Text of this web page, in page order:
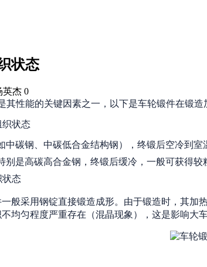
状态
英杰 0
其性能的关键因素之一，以下是车轮锻件在锻造
织状态
中碳钢、中碳低合金结构钢），终锻后空冷到
别是高碳高合金钢，终锻后缓冷，一般可获得较
状态
般采用钢锭直接锻造成形。由于锻造时，其加
均匀程度严重存在（混晶现象），这是影响大